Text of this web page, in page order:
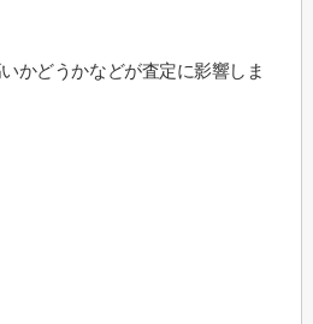
かどうかなどが査定に影響しま